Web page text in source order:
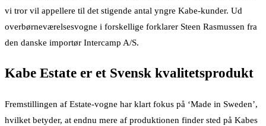
vi tror vil appellere til det stigende antal yngre Kabe-kunder. Ud
overbørneværelsesvogne i forskellige forklarer Steen Rasmussen fra
den danske importør Intercamp A/S.
Kabe Estate er et Svensk kvalitetsprodukt
Fremstillingen af Estate-vogne har klart fokus på ‘Made in Sweden’,
hvilket betyder, at endnu mere af produktionen finder sted på Kabes